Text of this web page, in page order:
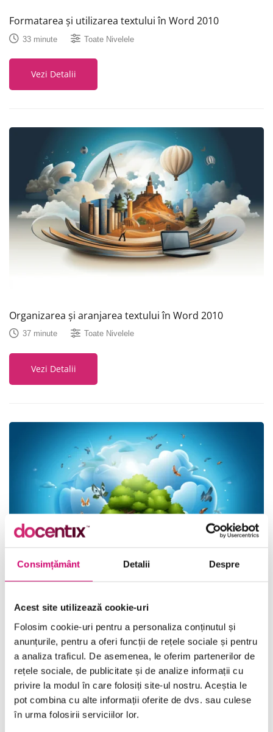
Consimțământ Detalii Despre
Acest site utilizează cookie-uri
Folosim cookie-uri pentru a personaliza conținutul și
anunțurile, pentru a oferi funcții de rețele sociale și pentru
a analiza traficul. De asemenea, le oferim partenerilor de
rețele sociale, de publicitate și de analize informații cu
privire la modul în care folosiți site-ul nostru. Aceștia le
pot combina cu alte informații oferite de dvs. sau culese
în urma folosirii serviciilor lor.
Formatarea și utilizarea textului în Word 2010
33 minute Toate Nivelele
Vezi Detalii
Organizarea și aranjarea textului în Word 2010
37 minute Toate Nivelele
Vezi Detalii
Deplasarea în Word 2010
36 minute Toate Nivelele
Vezi Detalii